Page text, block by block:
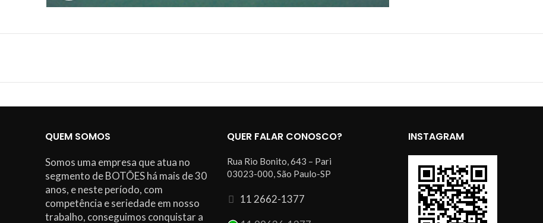
QUEM SOMOS
Somos uma empresa que atua no
segmento de BOTÕES há mais de 30
anos, e neste período, com
competência e seriedade em nosso
trabalho, conseguimos conquistar a
QUER FALAR CONOSCO?
Rua Rio Bonito, 643 – Pari
03023-000, São Paulo-SP
11 2662-1377
INSTAGRAM